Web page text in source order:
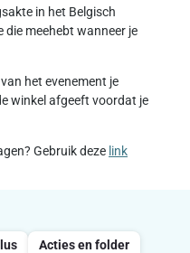
in het Belgisch
die meehebt wanneer je
het evenement je
winkel afgeeft voordat je
Gebruik deze link
Acties en folder